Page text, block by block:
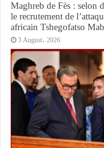
Maghreb de Fès : selon
le recrutement de
africain Tshegofatso
3 August، 2026